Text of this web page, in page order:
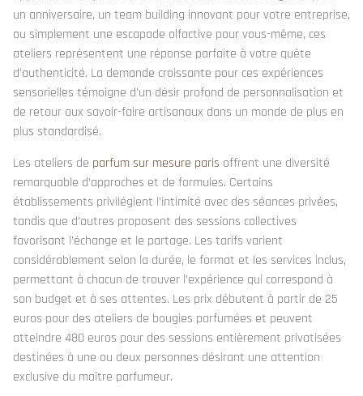
un anniversaire, un team building innovant pour votre entreprise,
ou simplement une escapade olfactive pour vous-même, ces
ateliers représentent une réponse parfaite à votre quête
d’authenticité. La demande croissante pour ces expériences
sensorielles témoigne d’un désir profond de personnalisation et
de retour aux savoir-faire artisanaux dans un monde de plus en
plus standardisé.
Les ateliers de parfum sur mesure paris offrent une diversité
remarquable d’approches et de formules. Certains
établissements privilégient l’intimité avec des séances privées,
tandis que d’autres proposent des sessions collectives
favorisant l’échange et le partage. Les tarifs varient
considérablement selon la durée, le format et les services inclus,
permettant à chacun de trouver l’expérience qui correspond à
son budget et à ses attentes. Les prix débutent à partir de 25
euros pour des ateliers de bougies parfumées et peuvent
atteindre 480 euros pour des sessions entièrement privatisées
destinées à une ou deux personnes désirant une attention
exclusive du maître parfumeur.